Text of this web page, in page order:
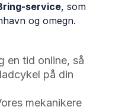
service, som
og omegn.
en tid online, så
på din
mekanikere